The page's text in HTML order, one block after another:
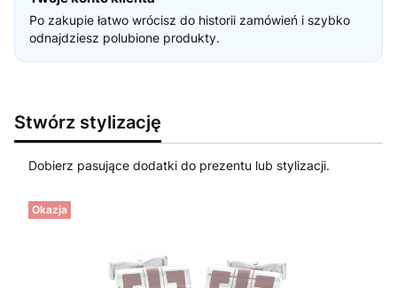
Po zakupie łatwo wrócisz do historii zamówień i szybko
odnajdziesz polubione produkty.
Stwórz stylizację
Dobierz pasujące dodatki do prezentu lub stylizacji.
Okazja